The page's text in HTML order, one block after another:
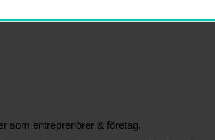
som entreprenörer & företag.